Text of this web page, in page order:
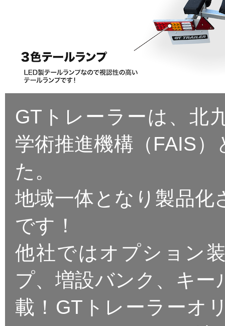
GTトレーラーは、北
学術推進機構（FAIS
た。
地域一体となり製品化
です！
他社ではオプション
プ、増設バンク、キー
載！GTトレーラーオ